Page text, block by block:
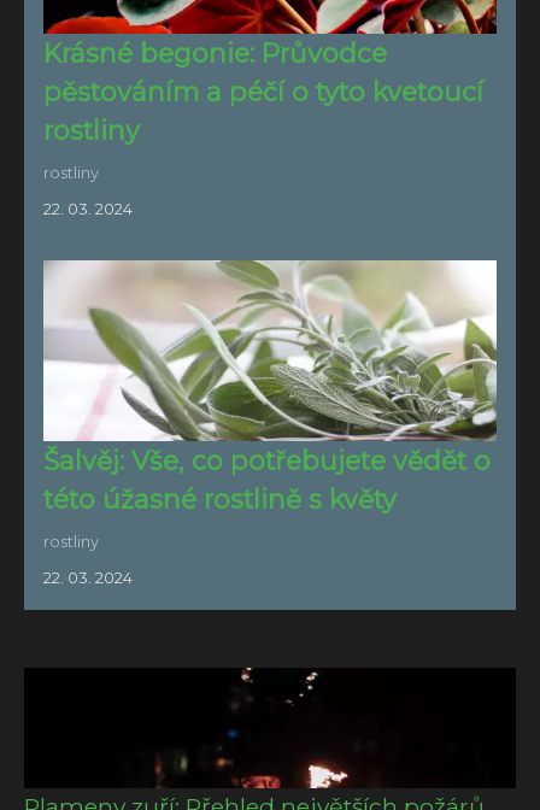
Krásné begonie: Průvodce
pěstováním a péčí o tyto kvetoucí
rostliny
rostliny
22. 03. 2024
Šalvěj: Vše, co potřebujete vědět o
této úžasné rostlině s květy
rostliny
22. 03. 2024